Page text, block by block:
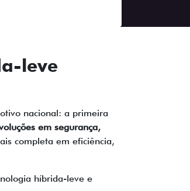
leve
nacional: a primeira
em segurança,
completa em eficiência,
híbrida-leve e